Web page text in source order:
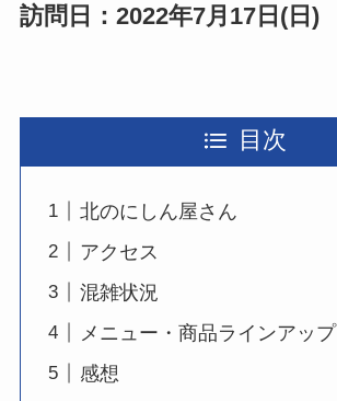
訪問日：2022年7月17日(日)
目次
北のにしん屋さん
アクセス
混雑状況
メニュー・商品ラインアップ
感想